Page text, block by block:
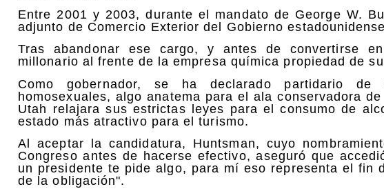
Entre 2001 y 2003, durante el mandato de George W.
adjunto de Comercio Exterior del Gobierno
Tras abandonar ese cargo, y antes de convertirse
millonario al frente de la empresa química propiedad de
Como gobernador, se ha declarado partidario
homosexuales, algo anatema para el ala conservadora
Utah relajara sus estrictas leyes para el consumo de
estado más atractivo para el turismo.
Al aceptar la candidatura, Huntsman, cuyo
Congreso antes de hacerse efectivo, aseguró que
un presidente te pide algo, para mí eso representa el fin
de la obligación".